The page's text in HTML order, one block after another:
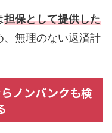
担保として提供した
、無理のない返済計
ノンバンクも検